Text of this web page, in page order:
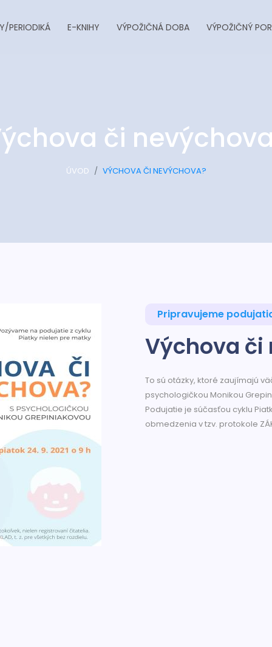
PERIODIKÁ E-KNIHY VÝPOŽIČNÁ DOBA VÝPOŽIČNÝ
či
ÚVOD VÝCHOVA ČI NEVÝCHOVA?
Pripravujeme
Výchova či
To sú otázky, ktoré zaujímajú
psychologičkou Monikou
Podujatie je súčasťou cyklu
obmedzenia v tzv. protokole